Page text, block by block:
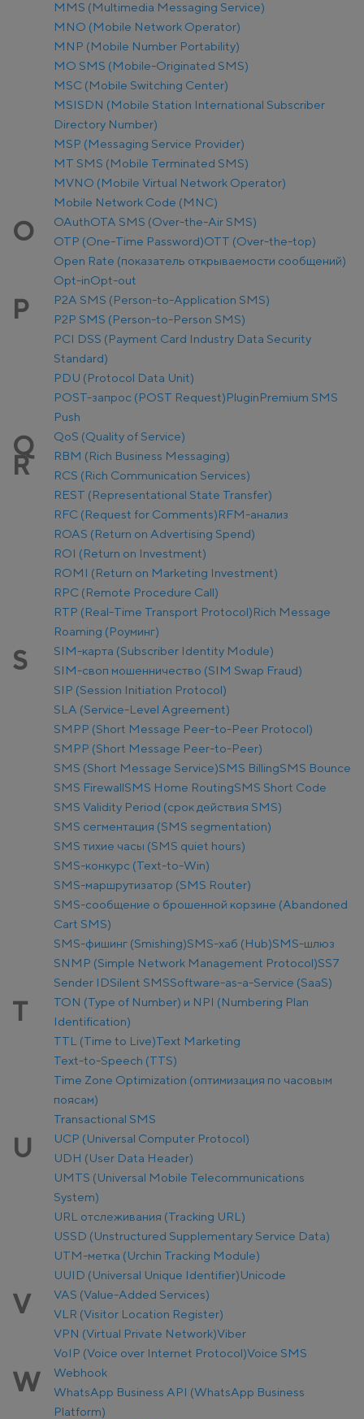
MMS (Multimedia Messaging Service)
MNO (Mobile Network Operator)
MNP (Mobile Number Portability)
MO SMS (Mobile-Originated SMS)
MSC (Mobile Switching Center)
MSISDN (Mobile Station International Subscriber
Directory Number)
MSP (Messaging Service Provider)
MT SMS (Mobile Terminated SMS)
MVNO (Mobile Virtual Network Operator)
Mobile Network Code (MNC)
O OAuthOTA SMS (Over-the-Air SMS)
OTP (One-Time Password)OTT (Over-the-top)
Open Rate (показатель открываемости сообщений)
Opt-inOpt-out
P
P2A SMS (Person-to-Application SMS)
P2P SMS (Person-to-Person SMS)
PCI DSS (Payment Card Industry Data Security
Standard)
PDU (Protocol Data Unit)
POST-запрос (POST Request)PluginPremium SMS
Push
Q QoS (Quality of Service)
R
RBM (Rich Business Messaging)
RCS (Rich Communication Services)
REST (Representational State Transfer)
RFC (Request for Comments)RFM-анализ
ROAS (Return on Advertising Spend)
ROI (Return on Investment)
ROMI (Return on Marketing Investment)
RPC (Remote Procedure Call)
RTP (Real-Time Transport Protocol)Rich Message
Roaming (Роуминг)
S
SIM-карта (Subscriber Identity Module)
SIM-своп мошенничество (SIM Swap Fraud)
SIP (Session Initiation Protocol)
SLA (Service-Level Agreement)
SMPP (Short Message Peer-to-Peer Protocol)
SMPP (Short Message Peer-to-Peer)
SMS (Short Message Service)SMS BillingSMS Bounce
SMS FirewallSMS Home RoutingSMS Short Code
SMS Validity Period (срок действия SMS)
SMS сегментация (SMS segmentation)
SMS тихие часы (SMS quiet hours)
SMS-конкурс (Text-to-Win)
SMS-маршрутизатор (SMS Router)
SMS-сообщение о брошенной корзине (Abandoned
Cart SMS)
SMS-фишинг (Smishing)SMS-хаб (Hub)SMS-шлюз
SNMP (Simple Network Management Protocol)SS7
Sender IDSilent SMSSoftware-as-a-Service (SaaS)
T
TON (Type of Number) и NPI (Numbering Plan
Identification)
TTL (Time to Live)Text Marketing
Text-to-Speech (TTS)
Time Zone Optimization (оптимизация по часовым
поясам)
Transactional SMS
U
UCP (Universal Computer Protocol)
UDH (User Data Header)
UMTS (Universal Mobile Telecommunications
System)
URL отслеживания (Tracking URL)
USSD (Unstructured Supplementary Service Data)
UTM-метка (Urchin Tracking Module)
UUID (Universal Unique Identifier)Unicode
V
VAS (Value-Added Services)
VLR (Visitor Location Register)
VPN (Virtual Private Network)Viber
VoIP (Voice over Internet Protocol)Voice SMS
W
Webhook
WhatsApp Business API (WhatsApp Business
Platform)